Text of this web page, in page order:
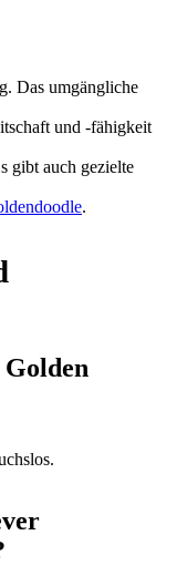
Das umgängliche
und -fähigkeit
gibt auch gezielte
.